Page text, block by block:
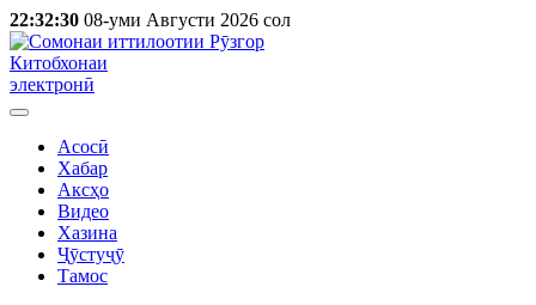
22:32:30 08-уми Августи 2026 сол
Китобхонаи
электронӣ
Асосӣ
Хабар
Аксҳо
Видео
Хазина
Ҷӯстуҷӯ
Тамос